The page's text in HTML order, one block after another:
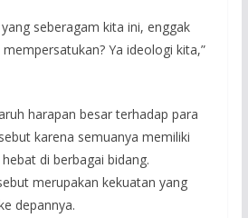
seberagam kita ini, enggak
Ya ideologi kita,”
harapan besar terhadap para
karena semuanya memiliki
di berbagai bidang.
merupakan kekuatan yang
depannya.